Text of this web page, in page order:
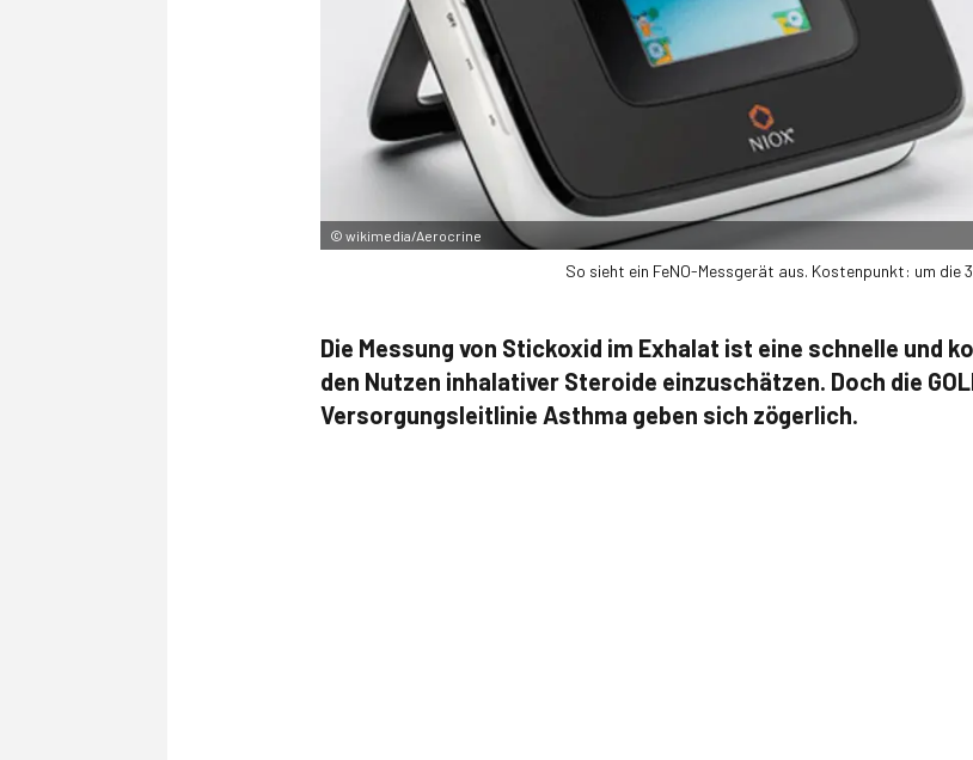
© wikimedia/Aerocrine
So sieht ein FeNO-Messgerät aus. Kostenpunkt: um die
Die Messung von Stickoxid im Exhalat ist eine schnelle und
den Nutzen inhalativer Steroide einzuschätzen. Doch die
Versorgungsleitlinie Asthma geben sich zögerlich.